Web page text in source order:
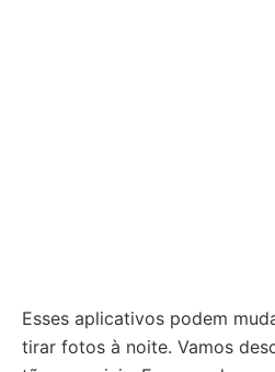
Esses aplicativos podem
tirar fotos à noite. Vamos